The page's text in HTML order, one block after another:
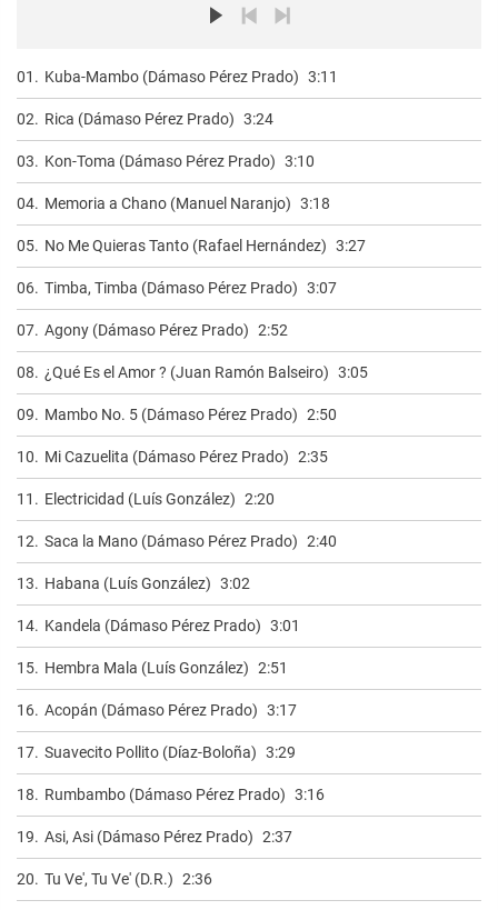
01. Kuba-Mambo (Dámaso Pérez Prado) 3:11
02. Rica (Dámaso Pérez Prado) 3:24
03. Kon-Toma (Dámaso Pérez Prado) 3:10
04. Memoria a Chano (Manuel Naranjo) 3:18
05. No Me Quieras Tanto (Rafael Hernández) 3:27
06. Timba, Timba (Dámaso Pérez Prado) 3:07
07. Agony (Dámaso Pérez Prado) 2:52
08. ¿Qué Es el Amor ? (Juan Ramón Balseiro) 3:05
09. Mambo No. 5 (Dámaso Pérez Prado) 2:50
10. Mi Cazuelita (Dámaso Pérez Prado) 2:35
11. Electricidad (Luís González) 2:20
12. Saca la Mano (Dámaso Pérez Prado) 2:40
13. Habana (Luís González) 3:02
14. Kandela (Dámaso Pérez Prado) 3:01
15. Hembra Mala (Luís González) 2:51
16. Acopán (Dámaso Pérez Prado) 3:17
17. Suavecito Pollito (Díaz-Boloña) 3:29
18. Rumbambo (Dámaso Pérez Prado) 3:16
19. Asi, Asi (Dámaso Pérez Prado) 2:37
20. Tu Ve', Tu Ve' (D.R.) 2:36